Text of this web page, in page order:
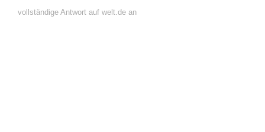
vollständige Antwort auf welt.de an